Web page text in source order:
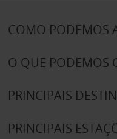
COMO PODEMOS
O QUE PODEMOS
PRINCIPAIS
PRINCIPAIS